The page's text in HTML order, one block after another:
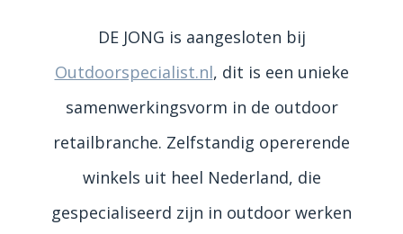
DE JONG is aangesloten bij
Outdoorspecialist.nl, dit is een unieke
samenwerkingsvorm in de outdoor
retailbranche. Zelfstandig opererende
winkels uit heel Nederland, die
gespecialiseerd zijn in outdoor werken